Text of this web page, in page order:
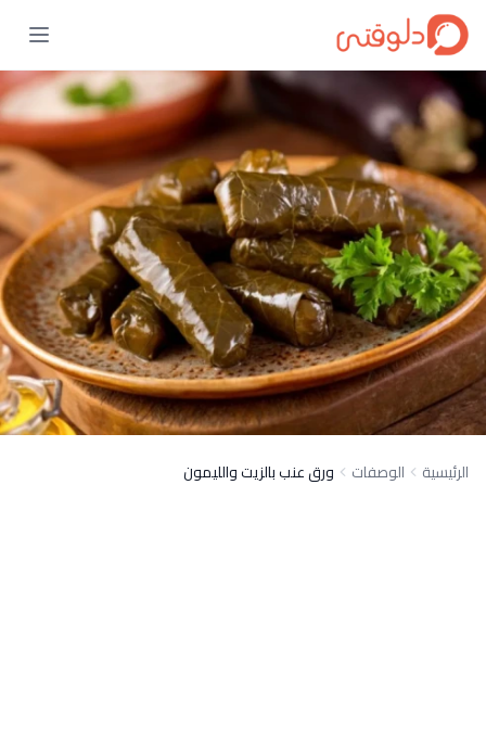
الرئيسية الوصفات ورق عنب بالزيت والليمون